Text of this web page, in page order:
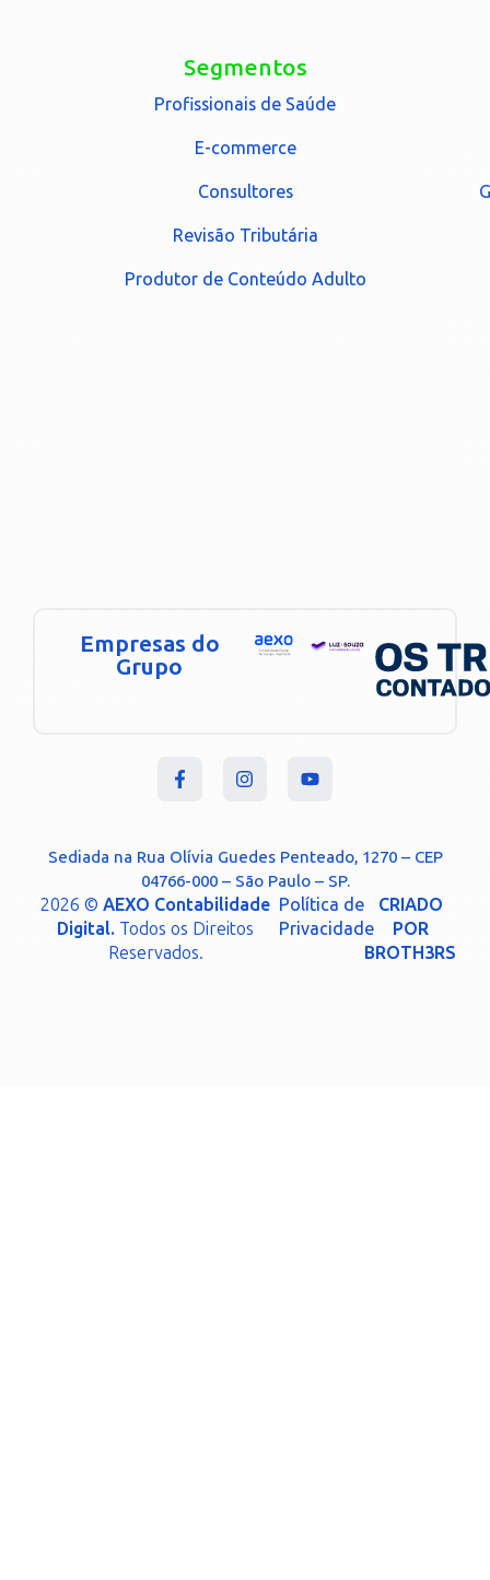
Segmentos
Profissionais de Saúde
E-commerce
Consultores
Revisão Tributária
Produtor de Conteúdo Adulto
Empresas do
Grupo
Sediada na Rua Olívia Guedes Penteado, 1270 – CEP
04766-000 – São Paulo – SP.
2026 ©AEXO Contabilidade
Digital. Todos os Direitos
Reservados.
Política de
Privacidade
CRIADO
POR
BROTH3RS